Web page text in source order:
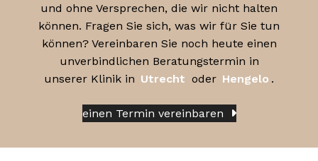
und ohne Versprechen, die wir nicht halten
können. Fragen Sie sich, was wir für Sie tun
können? Vereinbaren Sie noch heute einen
unverbindlichen Beratungstermin in
unserer Klinik in Utrecht oder Hengelo .
einen Termin vereinbaren